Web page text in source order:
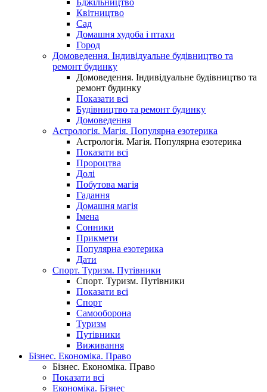
Бджільництво
Квітництво
Сад
Домашня худоба і птахи
Город
Домоведення. Індивідуальне будівництво та
ремонт будинку
Домоведення. Індивідуальне будівництво та
ремонт будинку
Показати всі
Будівництво та ремонт будинку
Домоведення
Астрологія. Магія. Популярна езотерика
Астрологія. Магія. Популярна езотерика
Показати всі
Пророцтва
Долі
Побутова магія
Гадання
Домашня магія
Імена
Сонники
Прикмети
Популярна езотерика
Дати
Спорт. Туризм. Путівники
Спорт. Туризм. Путівники
Показати всі
Спорт
Самооборона
Туризм
Путівники
Виживання
Бізнес. Економіка. Право
Бізнес. Економіка. Право
Показати всі
Економіка. Бізнес